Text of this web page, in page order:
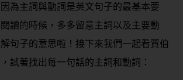
為主詞與動詞是英文句子的最基本要
讀的時候，多多留意主詞以及主要動
句子的意思啦！接下來我們一起看賈伯
試著找出每一句話的主詞和動詞：